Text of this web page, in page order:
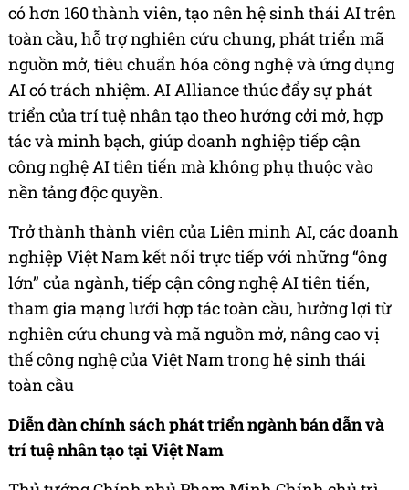
có hơn 160 thành viên, tạo nên hệ sinh thái AI trên
toàn cầu, hỗ trợ nghiên cứu chung, phát triển mã
nguồn mở, tiêu chuẩn hóa công nghệ và ứng dụng
AI có trách nhiệm. AI Alliance thúc đẩy sự phát
triển của trí tuệ nhân tạo theo hướng cởi mở, hợp
tác và minh bạch, giúp doanh nghiệp tiếp cận
công nghệ AI tiên tiến mà không phụ thuộc vào
nền tảng độc quyền.
Trở thành thành viên của Liên minh AI, các doanh
nghiệp Việt Nam kết nối trực tiếp với những “ông
lớn” của ngành, tiếp cận công nghệ AI tiên tiến,
tham gia mạng lưới hợp tác toàn cầu, hưởng lợi từ
nghiên cứu chung và mã nguồn mở, nâng cao vị
thế công nghệ của Việt Nam trong hệ sinh thái
toàn cầu
Diễn đàn chính sách phát triển ngành bán dẫn và
trí tuệ nhân tạo tại Việt Nam